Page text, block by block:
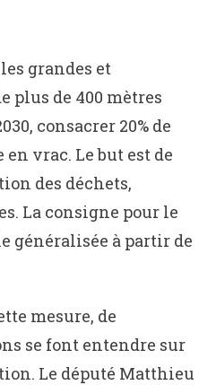
grandes et
plus de 400 mètres
consacrer 20% de
vrac. Le but est de
des déchets,
La consigne pour le
généralisée à partir de
mesure, de
se font entendre sur
Le député Matthieu